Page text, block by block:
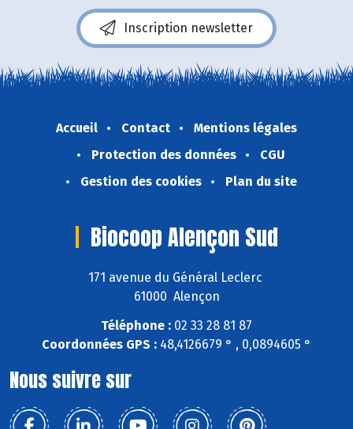
Inscription newsletter
Accueil Contact
Mentions légales
Protection des données
CGU
Gestion des cookies
Plan du site
Biocoop Alençon Sud
171 avenue du Général Leclerc
61000 Alençon
Téléphone : 02 33 28 81 87
Coordonnées GPS : 48,4126679 ° , 0,0894605 °
Nous suivre sur